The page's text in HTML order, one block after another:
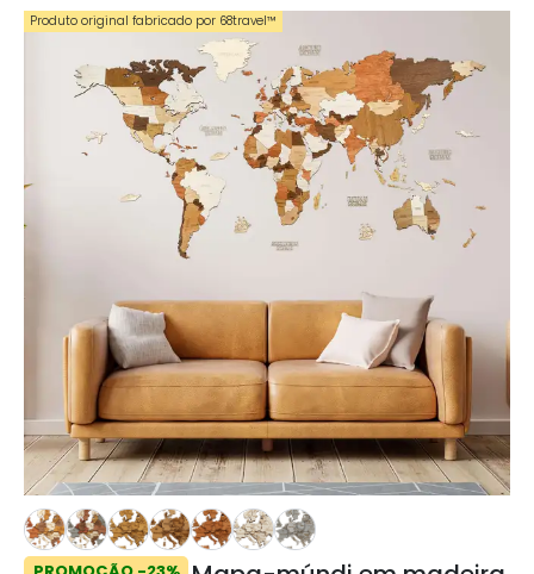
Produto original fabricado por 68travel™️